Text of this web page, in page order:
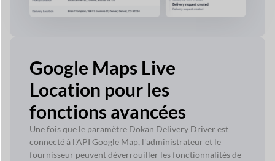
Google Maps Live
Location pour les
fonctions avancées
Une fois que le paramètre Dokan Delivery Driver est
connecté à l'API Google Map, l'administrateur et le
fournisseur peuvent déverrouiller les fonctionnalités de